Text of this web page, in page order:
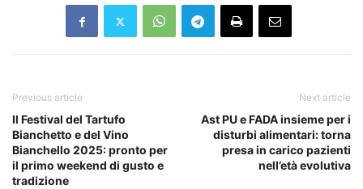
Previous article
Il Festival del Tartufo
Bianchetto e del Vino
Bianchello 2025: pronto per
il primo weekend di gusto e
tradizione
Next article
Ast PU e FADA insieme per i
disturbi alimentari: torna
presa in carico pazienti
nell’età evolutiva